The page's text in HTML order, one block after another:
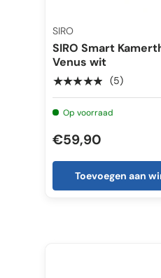
SIRO
SIRO Smart
Venus wit
★★★★★ (5)
Op voorraad
€59,90
Toevoegen aan